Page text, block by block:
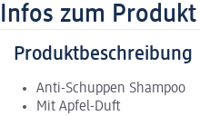
Infos zum Produkt
Produktbeschreibung
Anti-Schuppen Shampoo
Mit Apfel-Duft